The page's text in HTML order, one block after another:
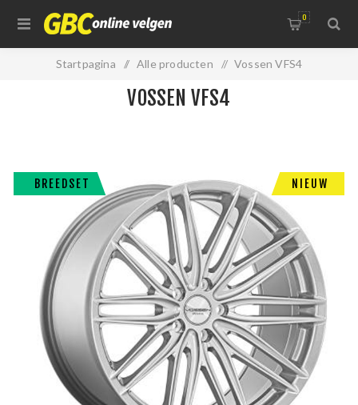
0
Startpagina / Alle producten / Vossen VFS4
BREEDSET NIEUW
VOSSEN VFS4